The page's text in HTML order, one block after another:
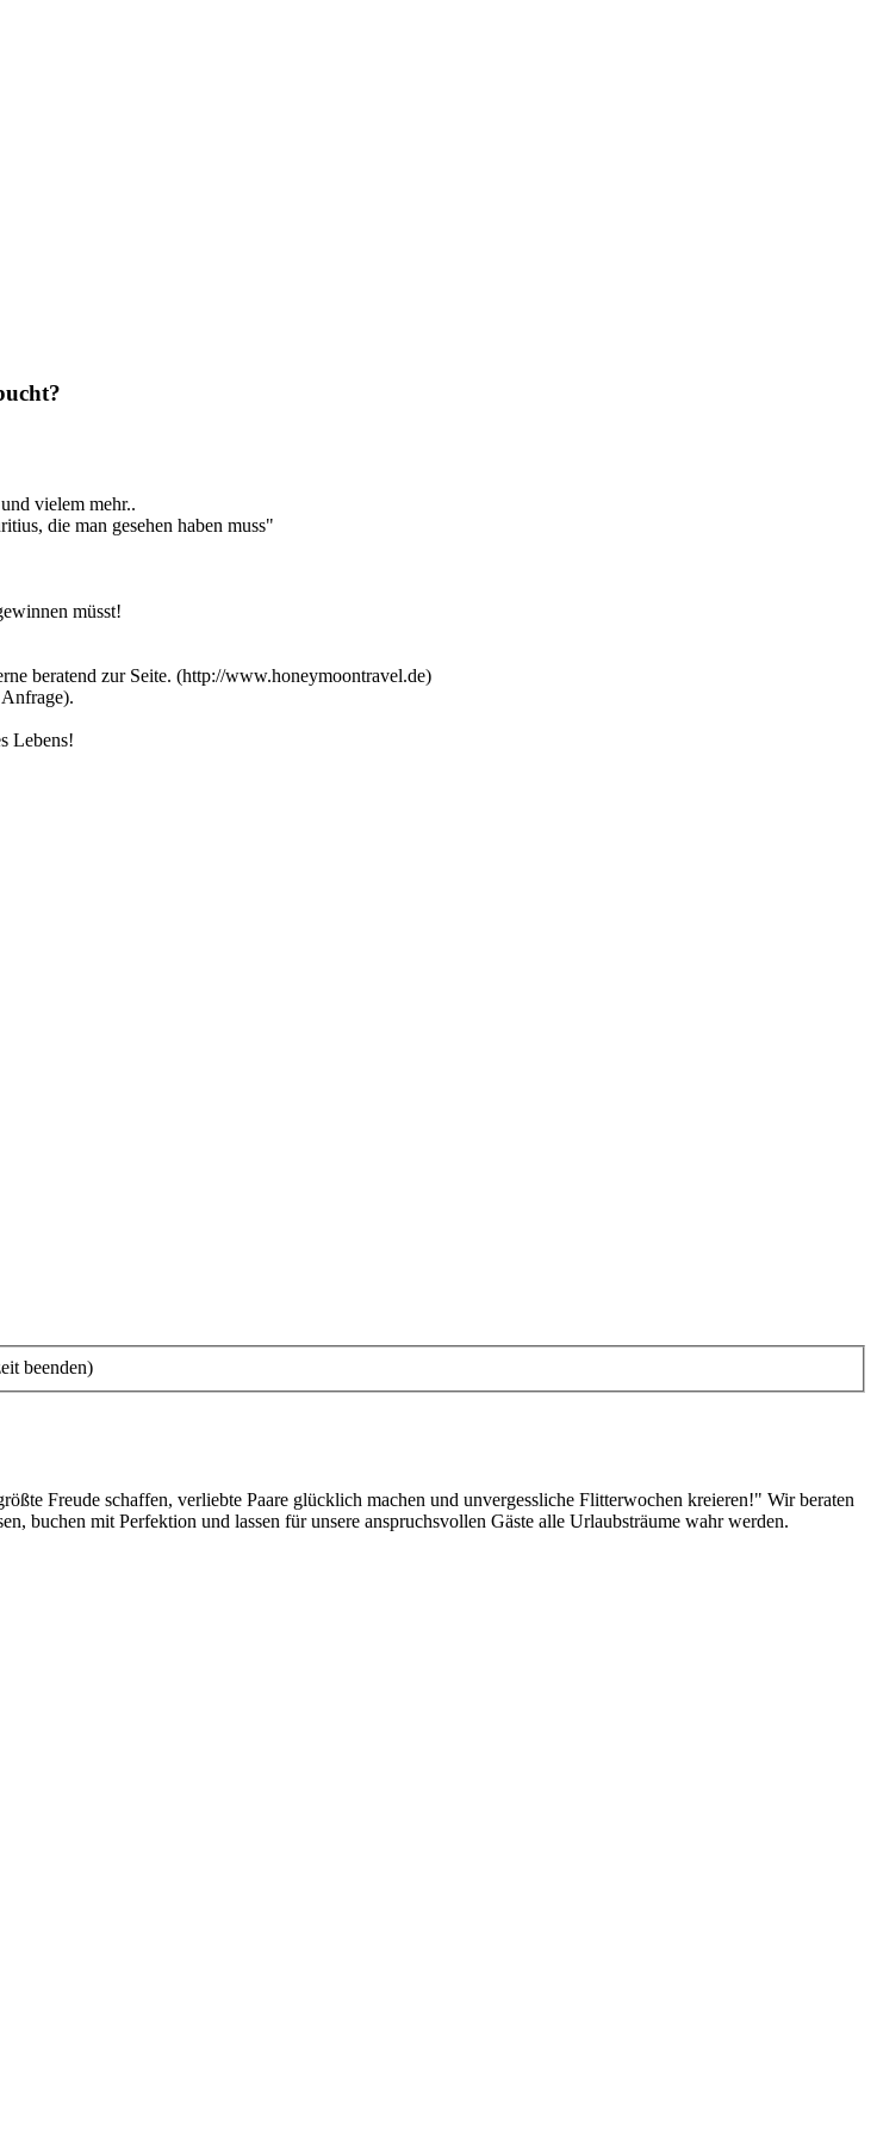
vielem mehr..
die man gesehen haben muss"
müsst!
beratend zur Seite. (http://www.honeymoontravel.de)
Lebens!
beenden)
Freude schaffen, verliebte Paare glücklich machen und unvergessliche Flitterwochen kreieren!" Wir beraten
buchen mit Perfektion und lassen für unsere anspruchsvollen Gäste alle Urlaubsträume wahr werden.